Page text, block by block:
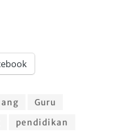
Guru
pendidikan